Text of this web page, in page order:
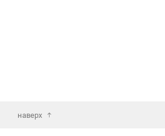
наверх